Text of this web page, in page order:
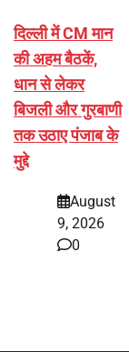
दिल्ली में CM मान
की अहम बैठकें,
धान से लेकर
बिजली और गुरबाणी
तक उठाए पंजाब के
मुद्दे
August
9, 2026
0